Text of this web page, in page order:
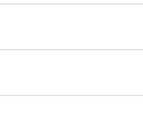
clientes como con nuestro equipo.
con originalidad y crear soluciones